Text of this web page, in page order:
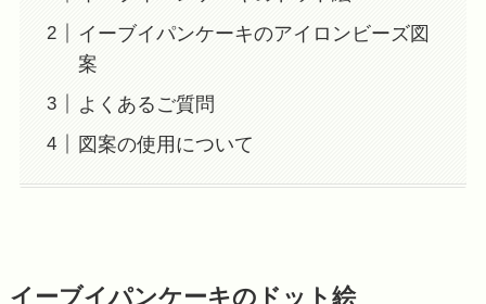
イーブイパンケーキのアイロンビーズ図
案
よくあるご質問
図案の使用について
イーブイパンケーキのドット絵